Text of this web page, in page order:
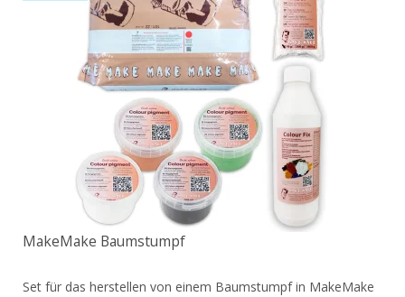
MakeMake Baumstumpf
Set für das herstellen von einem Baumstumpf in MakeMake